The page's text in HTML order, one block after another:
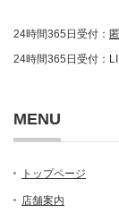
24時間365日受付：
24時間365日受付：
MENU
トップページ
店舗案内